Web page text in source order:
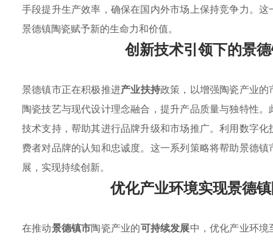
手段提升生产效率，确保在国内外市场上保持竞争力。
景德镇陶瓷赋予新的生命力和价值。
创新技术引领下的景
景德镇市正在积极推进产业扶持政策，以增强陶瓷产业
陶瓷技艺与现代设计理念融合，提升产品质量与独特性。
技术支持，帮助其进行品牌升级和市场推广。利用数字
费者对品牌的认知和忠诚度。这一系列策略将帮助景德
展，实现持续创新。
优化产业环境实现景德
在推动景德镇市陶瓷产业的可持续发展中，优化产业环